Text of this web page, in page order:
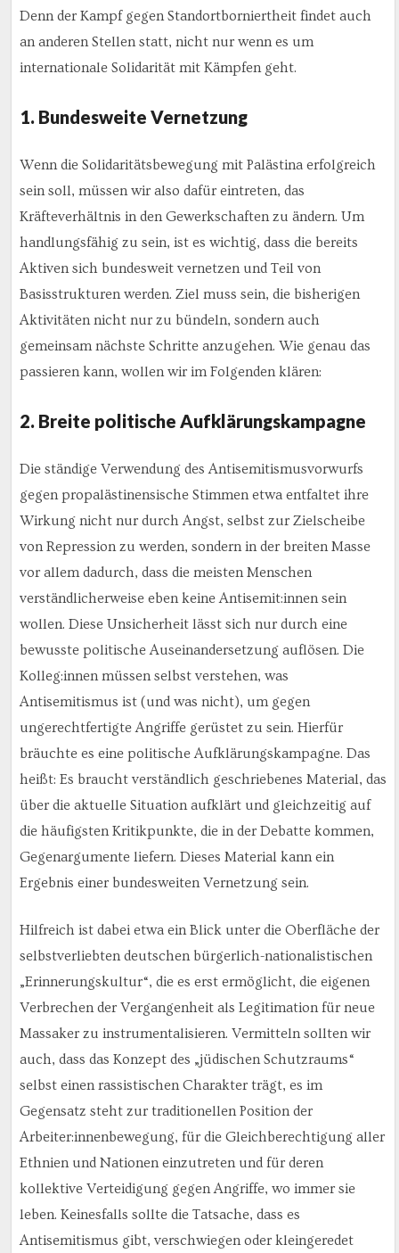
Denn der Kampf gegen Standortborniertheit findet auch
an anderen Stellen statt, nicht nur wenn es um
internationale Solidarität mit Kämpfen geht.
1. Bundesweite Vernetzung
Wenn die Solidaritätsbewegung mit Palästina erfolgreich
sein soll, müssen wir also dafür eintreten, das
Kräfteverhältnis in den Gewerkschaften zu ändern. Um
handlungsfähig zu sein, ist es wichtig, dass die bereits
Aktiven sich bundesweit vernetzen und Teil von
Basisstrukturen werden. Ziel muss sein, die bisherigen
Aktivitäten nicht nur zu bündeln, sondern auch
gemeinsam nächste Schritte anzugehen. Wie genau das
passieren kann, wollen wir im Folgenden klären:
2. Breite politische Aufklärungskampagne
Die ständige Verwendung des Antisemitismusvorwurfs
gegen propalästinensische Stimmen etwa entfaltet ihre
Wirkung nicht nur durch Angst, selbst zur Zielscheibe
von Repression zu werden, sondern in der breiten Masse
vor allem dadurch, dass die meisten Menschen
verständlicherweise eben keine Antisemit:innen sein
wollen. Diese Unsicherheit lässt sich nur durch eine
bewusste politische Auseinandersetzung auflösen. Die
Kolleg:innen müssen selbst verstehen, was
Antisemitismus ist (und was nicht), um gegen
ungerechtfertigte Angriffe gerüstet zu sein. Hierfür
bräuchte es eine politische Aufklärungskampagne. Das
heißt: Es braucht verständlich geschriebenes Material, das
über die aktuelle Situation aufklärt und gleichzeitig auf
die häufigsten Kritikpunkte, die in der Debatte kommen,
Gegenargumente liefern. Dieses Material kann ein
Ergebnis einer bundesweiten Vernetzung sein.
Hilfreich ist dabei etwa ein Blick unter die Oberfläche der
selbstverliebten deutschen bürgerlich-nationalistischen
„Erinnerungskultur“, die es erst ermöglicht, die eigenen
Verbrechen der Vergangenheit als Legitimation für neue
Massaker zu instrumentalisieren. Vermitteln sollten wir
auch, dass das Konzept des „jüdischen Schutzraums“
selbst einen rassistischen Charakter trägt, es im
Gegensatz steht zur traditionellen Position der
Arbeiter:innenbewegung, für die Gleichberechtigung aller
Ethnien und Nationen einzutreten und für deren
kollektive Verteidigung gegen Angriffe, wo immer sie
leben. Keinesfalls sollte die Tatsache, dass es
Antisemitismus gibt, verschwiegen oder kleingeredet